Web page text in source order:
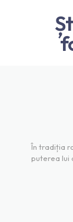
În tradiția
puterea lui